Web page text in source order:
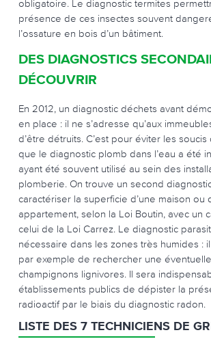
obligatoire. Le diagnostic termites
présence de ces insectes souvent
l’ossature en bois d’un bâtiment.
DES DIAGNOSTICS
DÉCOUVRIR
En 2012, un diagnostic déchets avant
en place : il ne s’adresse qu’aux
d’être détruits. C’est pour éviter les
que le diagnostic plomb dans l’eau a été
ayant été souvent utilisé au sein des
plomberie. On trouve un second
caractériser la superficie d’une maison ou
appartement, selon la Loi Boutin, avec un
celui de la Loi Carrez. Le diagnostic
nécessaire dans les zones très humides :
par exemple de rechercher une
champignons lignivores. Il sera
établissements publics de dépister la
radioactif par le biais du diagnostic radon.
LISTE DES 7 TECHNICIENS DE